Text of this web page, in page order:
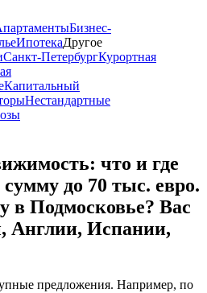
Бизнес-
ИпотекаДругое
Санкт-ПетербургКурортная
Капитальный
Нестандартные
что и где
до 70 тыс. евро.
в Подмосковье? Вас
Англии, Испании,
предложения. Например, по